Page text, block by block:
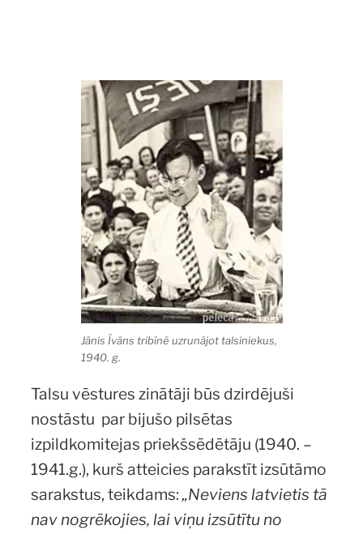
Jānis Īvāns tribīnē uzrunājot talsiniekus,
1940. g.
Talsu vēstures zinātāji būs dzirdējuši
nostāstu par bijušo pilsētas
izpildkomitejas priekšsēdētāju (1940. –
1941.g.), kurš atteicies parakstīt izsūtāmo
sarakstus, teikdams:„Neviens latvietis tā
nav nogrēkojies, lai viņu izsūtītu no